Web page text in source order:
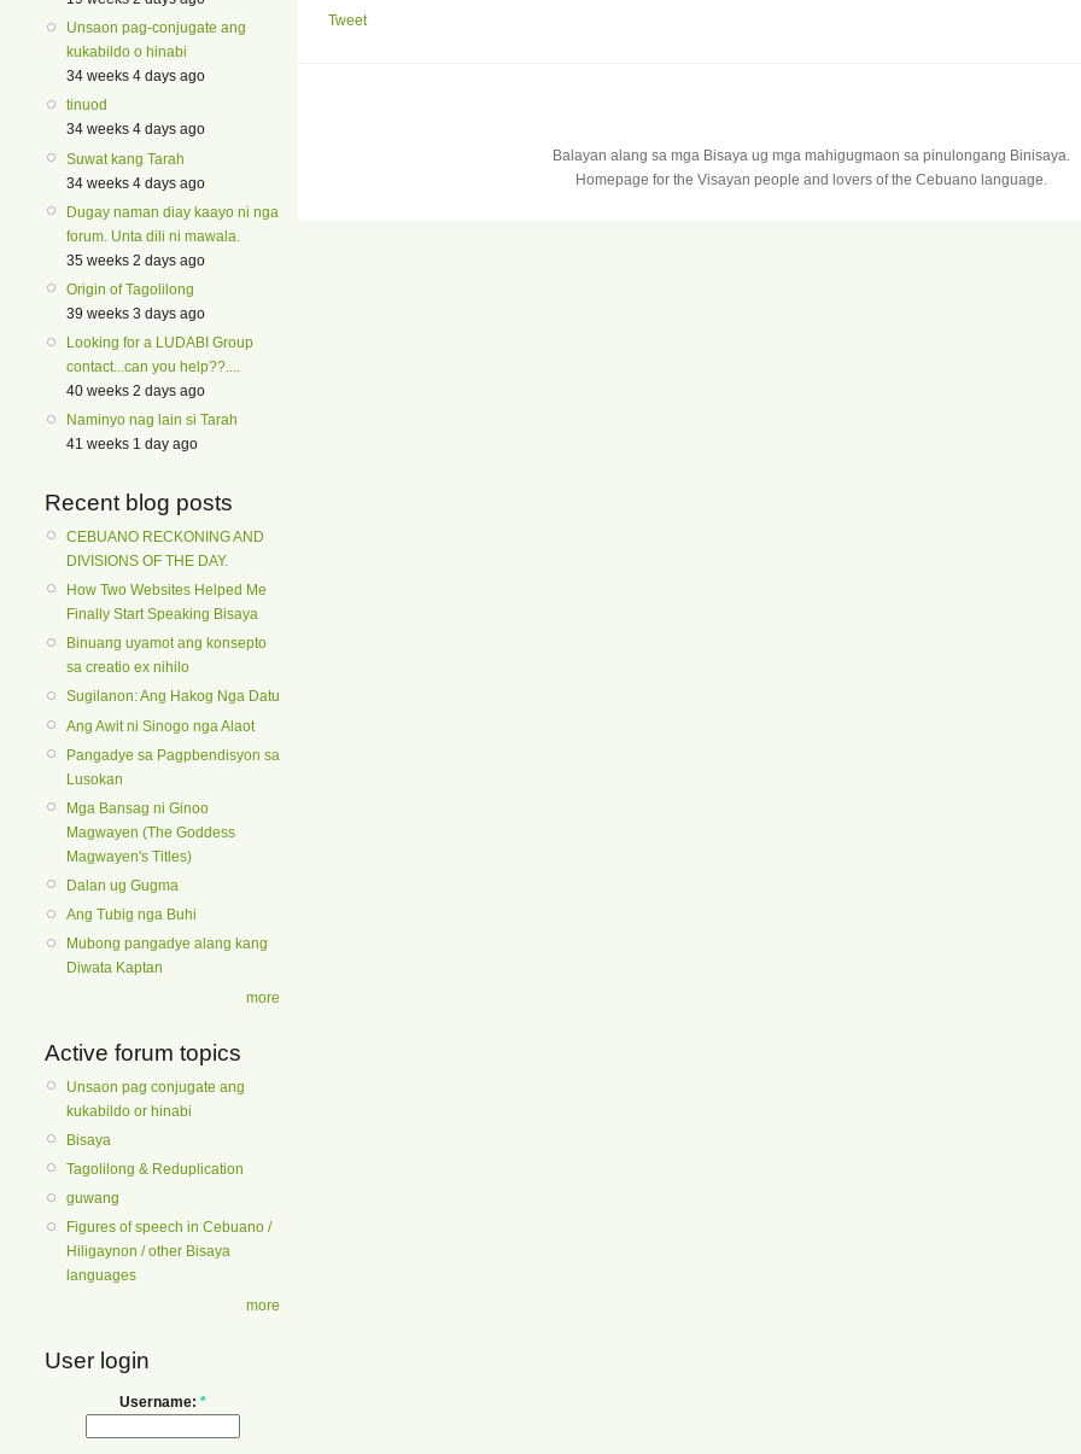
Unsaon pag-conjugate ang
kukabildo o hinabi
34 weeks 4 days ago
tinuod
34 weeks 4 days ago
Suwat kang Tarah
34 weeks 4 days ago
Dugay naman diay kaayo ni nga
forum. Unta dili ni mawala.
35 weeks 2 days ago
Origin of Tagolilong
39 weeks 3 days ago
Looking for a LUDABI Group
contact...can you help??....
40 weeks 2 days ago
Naminyo nag lain si Tarah
41 weeks 1 day ago
Recent blog posts
CEBUANO RECKONING AND
DIVISIONS OF THE DAY.
How Two Websites Helped Me
Finally Start Speaking Bisaya
Binuang uyamot ang konsepto
sa creatio ex nihilo
Sugilanon: Ang Hakog Nga Datu
Ang Awit ni Sinogo nga Alaot
Pangadye sa Pagpbendisyon sa
Lusokan
Mga Bansag ni Ginoo
Magwayen (The Goddess
Magwayen's Titles)
Dalan ug Gugma
Ang Tubig nga Buhi
Mubong pangadye alang kang
Diwata Kaptan
more
Active forum topics
Unsaon pag conjugate ang
kukabildo or hinabi
Bisaya
Tagolilong & Reduplication
guwang
Figures of speech in Cebuano /
Hiligaynon / other Bisaya
languages
more
User login
Username: *
Tweet
Balayan alang sa mga Bisaya ug mga mahigugmaon sa pinulongang Binisaya.
Homepage for the Visayan people and lovers of the Cebuano language.